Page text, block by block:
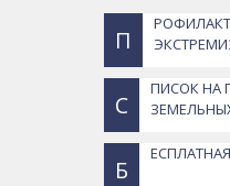
П
С
ПИСОК НА
Б